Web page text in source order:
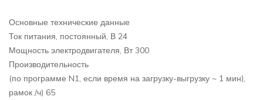
Основные технические данные
Ток питания, постоянный, В 24
Мощность электродвигателя, Вт 300
Производительность
(по программе N1, если время на загрузку-выгрузку ~ 1 мин),
рамок /ч) 65